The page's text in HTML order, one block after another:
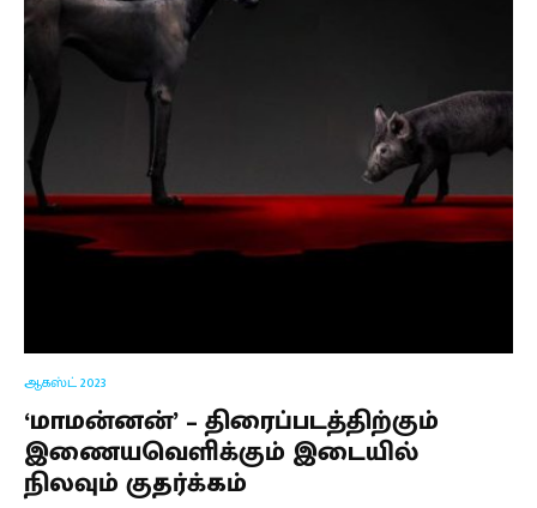
ஆகஸ்ட் 2023
‘மாமன்னன்’ – திரைப்படத்திற்கும்
இணையவெளிக்கும் இடையில்
நிலவும் குதர்க்கம்